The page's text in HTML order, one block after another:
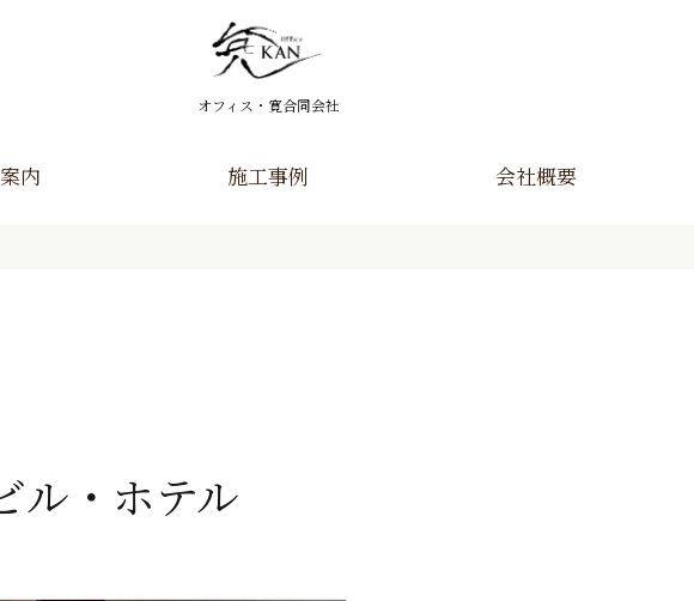
オフィス・寛合同会社
内 施工事例 会社概要
ル・ホテル